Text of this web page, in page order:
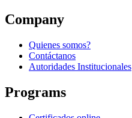
Company
Quienes somos?
Contáctanos
Autoridades Institucionales
Programs